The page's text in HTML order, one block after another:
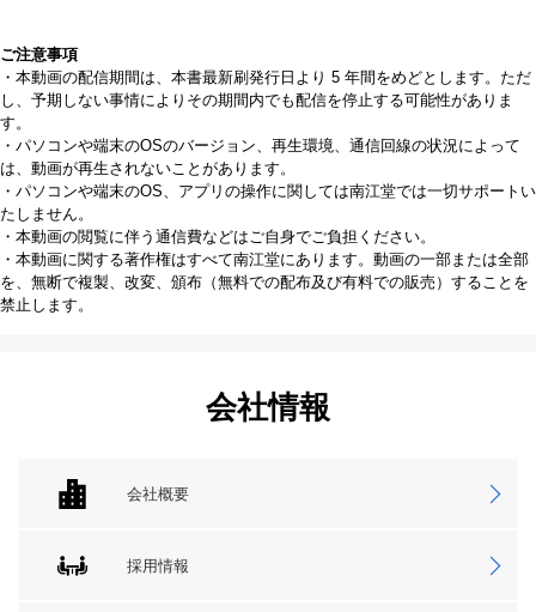
ご注意事項
・本動画の配信期間は、本書最新刷発行日より 5 年間をめどとします。ただ
し、予期しない事情によりその期間内でも配信を停止する可能性がありま
す。
・パソコンや端末のOSのバージョン、再生環境、通信回線の状況によって
は、動画が再生されないことがあります。
・パソコンや端末のOS、アプリの操作に関しては南江堂では一切サポートい
たしません。
・本動画の閲覧に伴う通信費などはご自身でご負担ください。
・本動画に関する著作権はすべて南江堂にあります。動画の一部または全部
を、無断で複製、改変、頒布（無料での配布及び有料での販売）することを
禁止します。
会社情報
会社概要
採用情報